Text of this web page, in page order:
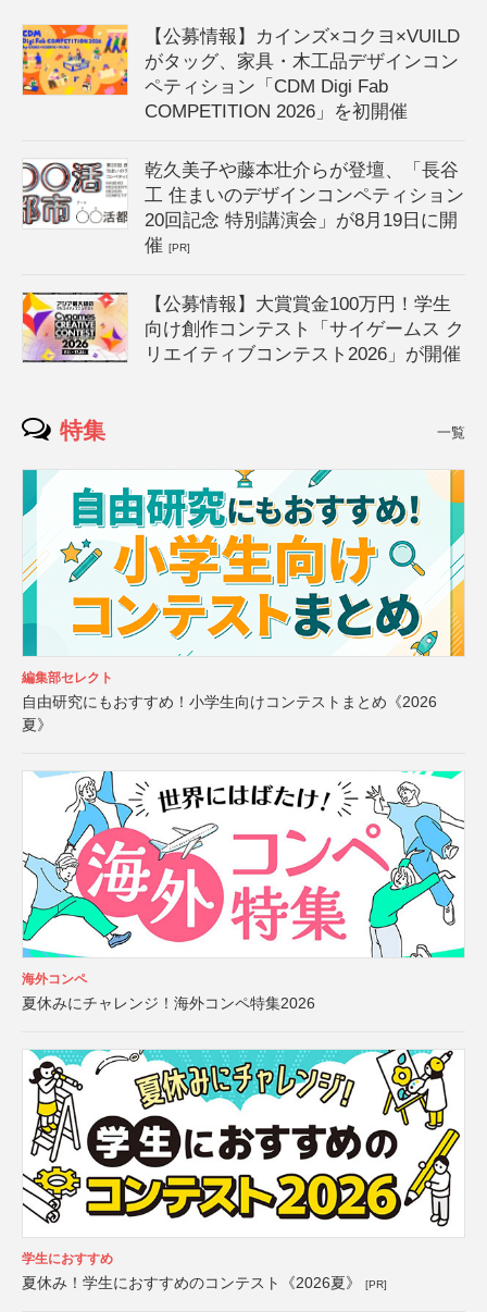
【公募情報】カインズ×コクヨ×VUILD
がタッグ、家具・木工品デザインコン
ペティション「CDM Digi Fab
COMPETITION 2026」を初開催
乾久美子や藤本壮介らが登壇、「長谷
工 住まいのデザインコンペティション
20回記念 特別講演会」が8月19日に開
催[PR]
【公募情報】大賞賞金100万円！学生
向け創作コンテスト「サイゲームス ク
リエイティブコンテスト2026」が開催
特集 一覧
編集部セレクト
自由研究にもおすすめ！小学生向けコンテストまとめ《2026
夏》
海外コンペ
夏休みにチャレンジ！海外コンペ特集2026
学生におすすめ
夏休み！学生におすすめのコンテスト《2026夏》 [PR]